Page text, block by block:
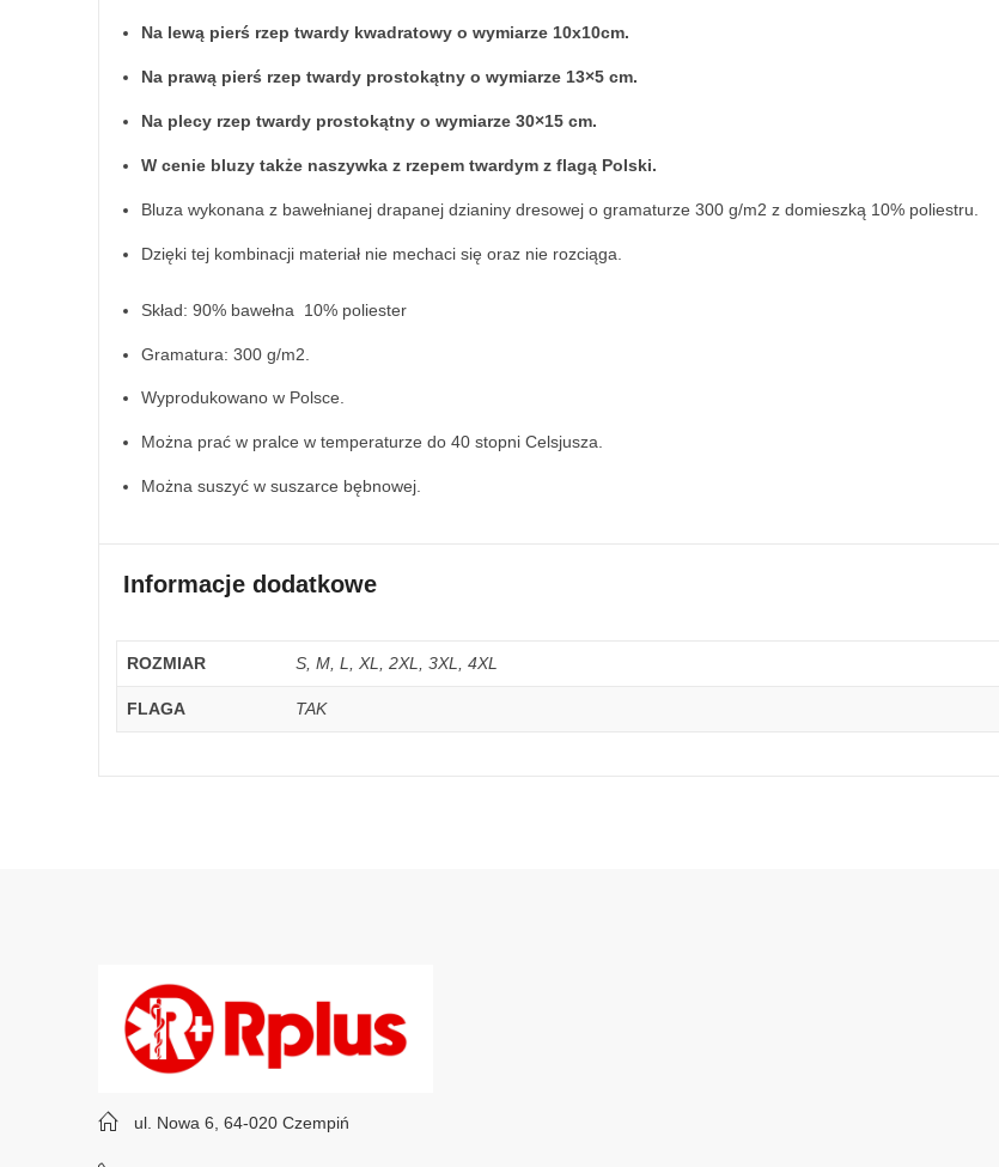
Na lewą pierś rzep twardy kwadratowy o wymiarze 10x10cm.
Na prawą pierś rzep twardy prostokątny o wymiarze 13×5 cm.
Na plecy rzep twardy prostokątny o wymiarze 30×15 cm.
W cenie bluzy także naszywka z rzepem twardym z flagą Polski.
Bluza wykonana z bawełnianej drapanej dzianiny dresowej o gramaturze 300 g/m2 z domieszką 10% poliestru.
Dzięki tej kombinacji materiał nie mechaci się oraz nie rozciąga.
Skład: 90% bawełna 10% poliester
Gramatura: 300 g/m2.
Wyprodukowano w Polsce.
Można prać w pralce w temperaturze do 40 stopni Celsjusza.
Można suszyć w suszarce bębnowej.
Informacje dodatkowe
ROZMIAR S, M, L, XL, 2XL, 3XL, 4XL
FLAGA TAK
ul. Nowa 6, 64-020 Czempiń